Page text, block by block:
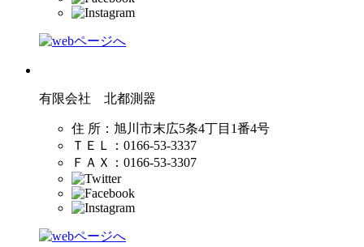
有限会社 北都測器
住 所： 旭川市末広5条4丁目1番4号
ＴＥＬ：0166-53-3337
ＦＡＸ：0166-53-3307